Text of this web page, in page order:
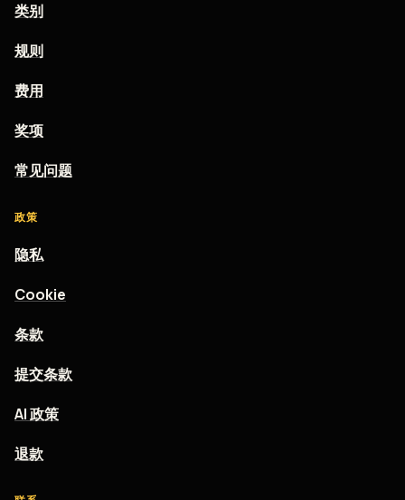
类别
规则
费用
奖项
常见问题
政策
隐私
Cookie
条款
提交条款
AI 政策
退款